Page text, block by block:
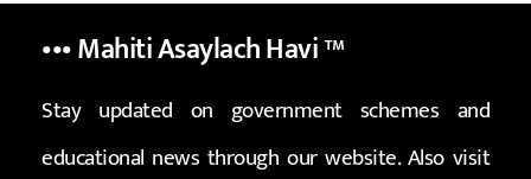
••• Mahiti Asaylach Havi™
Stay updated on government schemes and
educational news through our website. Also visit